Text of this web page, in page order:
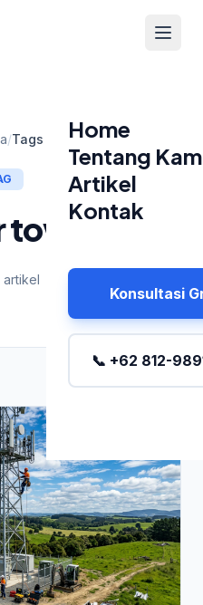
Home
Tentang
Artikel
Kontak
Konsultasi
📞 +62 812-
/Tags
bts
artikel